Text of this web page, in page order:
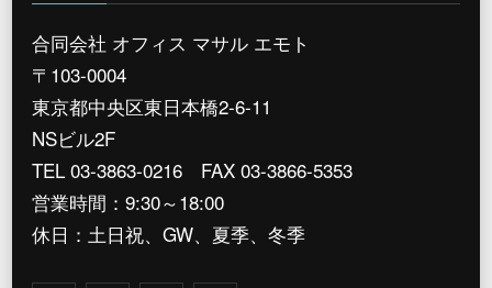
合同会社 オフィス マサル エモト
〒103-0004
東京都中央区東日本橋2-6-11
NSビル2F
TEL 03-3863-0216 FAX 03-3866-5353
営業時間：9:30～18:00
休日：土日祝、GW、夏季、冬季